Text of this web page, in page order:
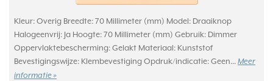
Kleur: Overig Breedte: 70 Millimeter (mm) Model: Draaiknop
Halogeenvrij: Ja Hoogte: 70 Millimeter (mm) Gebruik: Dimmer
Oppervlaktebescherming: Gelakt Materiaal: Kunststof
Bevestigingswijze: Klembevestiging Opdruk/indicatie: Geen... Meer
informatie »